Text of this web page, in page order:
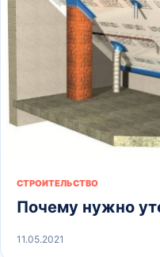
СТРОИТЕЛЬСТВО
Почему нужно
11.05.2021